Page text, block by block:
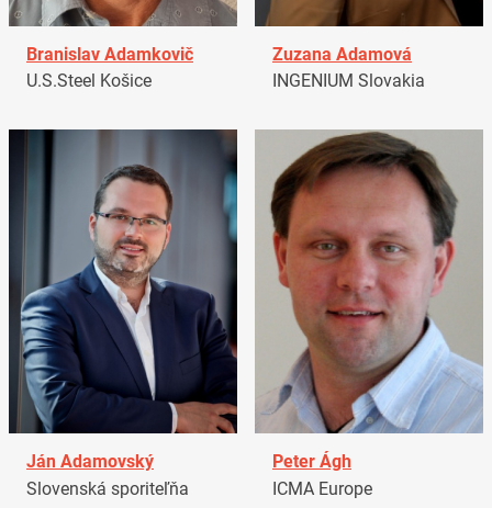
Branislav Adamkovič
U.S.Steel Košice
Zuzana Adamová
INGENIUM Slovakia
Ján Adamovský
Slovenská sporiteľňa
Peter Ágh
ICMA Europe